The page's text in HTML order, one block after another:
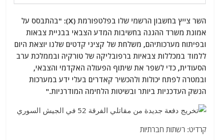
השר צייץ בחשבון הרשמי שלו בפלטפורמת (X): "בהתבסס על
אמונת משרד ההגנה בחשיבות המדע הצבאי בבניית צבאות
ובפיתוח מערכותיהם, משלחת של קציני קדטים שלנו יוצאת היום
ללמוד במכללות צבאיות ברפובליקה של טורקיה ובממלכת ערב
הסעודית, כדי לשפר את שיתוף הפעולה האקדמי והצבאי,
ובמטרה לפתח יכולות ולהכשיר קאדרים בעלי ידע במערכות
הנשק העדכניות ביותר ובשיטות הלחימה המודרניות."
קרדיט: רשתות חברתיות